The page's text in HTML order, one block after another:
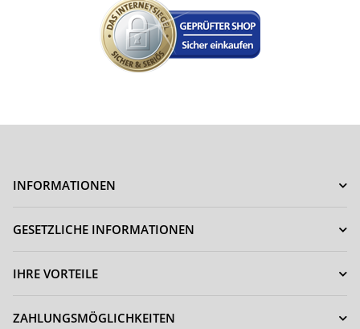
INFORMATIONEN
GESETZLICHE INFORMATIONEN
IHRE VORTEILE
ZAHLUNGSMÖGLICHKEITEN